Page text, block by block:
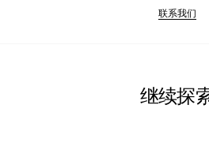
联系我们
继续探